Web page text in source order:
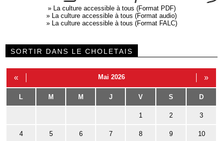
» La culture accessible à tous (Format PDF)
» La culture accessible à tous (Format audio)
» La culture accessible à tous (Format FALC)
SORTIR DANS LE CHOLETAIS
« Mai 2026 »
L M M J V S D
1 2 3
4 5 6 7 8 9 10